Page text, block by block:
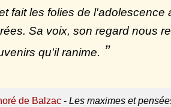
fait les folies de
Sa voix, son regard nous
qu'il ranime.
de Balzac - Les maximes et